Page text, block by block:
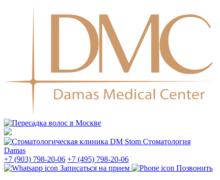
Стоматология
Damas
+7 (903) 798-20-06 +7 (495) 798-20-06
Записаться на прием
Позвонить